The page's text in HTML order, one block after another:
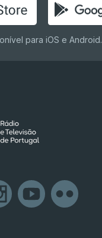
para iOS e Android.